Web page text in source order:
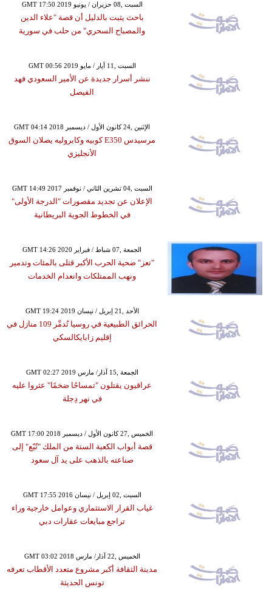
GMT 17:50 2019 السبت ,08 حزيران / يونيو
باحث يثبت بالدليل أن قصة "علاء الدين
والمصباح السحري" من حلب في سورية
GMT 00:56 2019 السبت ,11 أيار / مايو
ننشر أسرار جديدة عن الأمير السعودي فهد
الفيصل
GMT 04:14 2018 الإثنين ,24 كانون الأول / ديسمبر
مرسيدس E350 كوبيه وكابروليه يصلان السوق
الأنجليزي
GMT 14:49 2017 السبت ,04 تشرين الثاني / نوفمبر
الإعلان عن تجديد مقصورات "الدرجة الأولى"
في الخطوط الجوية البريطانية
GMT 14:26 2020 الجمعة ,07 شباط / فبراير
"تعز" ضحية الحرب الأكبر قتلى بالمئات وتدمير
ونهب الممتلكات وانعدام الخدمات
GMT 19:24 2019 الأحد ,21 إبريل / نيسان
الحرائق الطبيعية في روسيا تُدمِّر 109 منازل في
إقليم زابايكالسكي
GMT 02:27 2019 الجمعة ,15 آذار/ مارس
عراقيون يقتلون "تمساحًا ضخمًا" عثروا عليه
في نهر دِجلة
GMT 17:00 2018 الخميس ,27 كانون الأول / ديسمبر
قصة أبواب الكعبة الستة من الملك "تُبّع" إلى
صناعته بالذهب على يد آل سعود
GMT 17:55 2016 السبت ,02 إبريل / نيسان
غياب القرار الاستثماري وعوامل خارجية وراء
تراجع مبايعات عقارات دبي
GMT 03:02 2018 الخميس ,22 آذار/ مارس
مدينة الثقافة أكبر مشروع متعدد الأقطاب تعرفه
تونس الحديثة